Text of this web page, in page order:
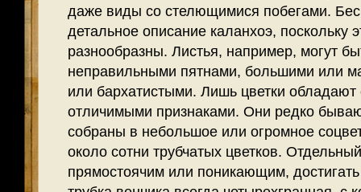
даже виды со стелющимися побегами.
детальное описание каланхоэ, поскольку
разнообразны. Листья, например, могут
неправильными пятнами, большими или
или бархатистыми. Лишь цветки
отличимыми признаками. Они редко
собраны в небольшое или огромное
около сотни трубчатых цветков.
прямостоячим или поникающим,